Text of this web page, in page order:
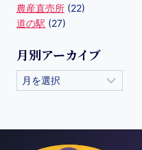
農産直売所 (22)
道の駅 (27)
月別アーカイブ